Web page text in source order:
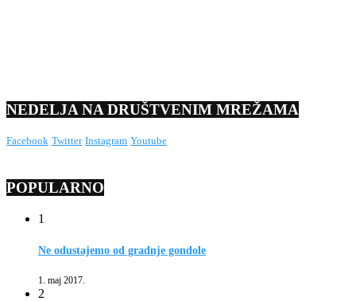
NEDELJA NA DRUŠTVENIM MREŽAMA
Facebook Twitter Instagram Youtube
POPULARNO
1
Ne odustajemo od gradnje gondole
1. maj 2017.
2